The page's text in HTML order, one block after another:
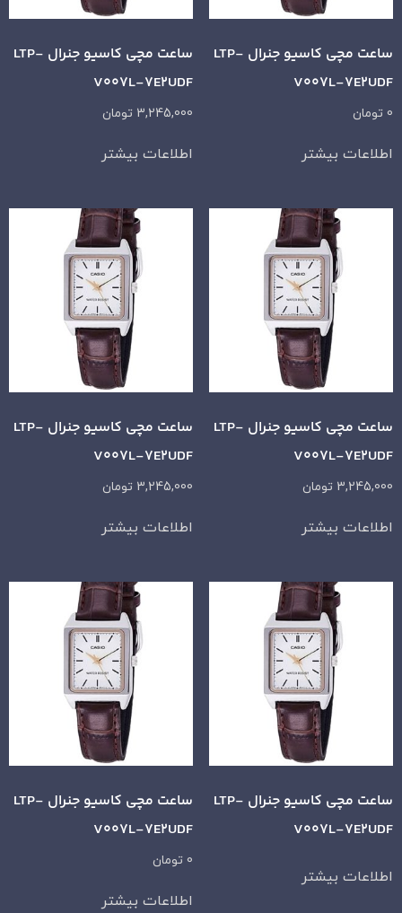
ساعت مچی کاسیو جنرال LTP-
V007L-7E2UDF
0 تومان
اطلاعات بیشتر
ساعت مچی کاسیو جنرال LTP-
V007L-7E2UDF
3,245,000 تومان
اطلاعات بیشتر
ساعت مچی کاسیو جنرال LTP-
V007L-7E2UDF
3,245,000 تومان
اطلاعات بیشتر
ساعت مچی کاسیو جنرال LTP-
V007L-7E2UDF
3,245,000 تومان
اطلاعات بیشتر
ساعت مچی کاسیو جنرال LTP-
V007L-7E2UDF
اطلاعات بیشتر
ساعت مچی کاسیو جنرال LTP-
V007L-7E2UDF
0 تومان
اطلاعات بیشتر